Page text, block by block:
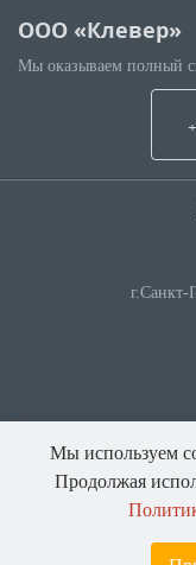
Мы используем
Продолжая
ООО «Клевер»
Мы оказываем полный
г.Санкт-
©